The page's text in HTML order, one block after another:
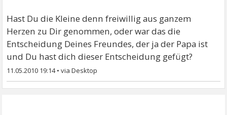
Hast Du die Kleine denn freiwillig aus ganzem
Herzen zu Dir genommen, oder war das die
Entscheidung Deines Freundes, der ja der Papa ist
und Du hast dich dieser Entscheidung gefügt?
11.05.2010 19:14•